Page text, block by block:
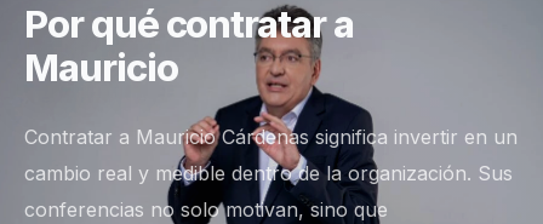
Por qué contratar a
Mauricio
Contratar a Mauricio Cárdenas significa invertir en un
cambio real y medible dentro de la organización. Sus
conferencias no solo motivan, sino que